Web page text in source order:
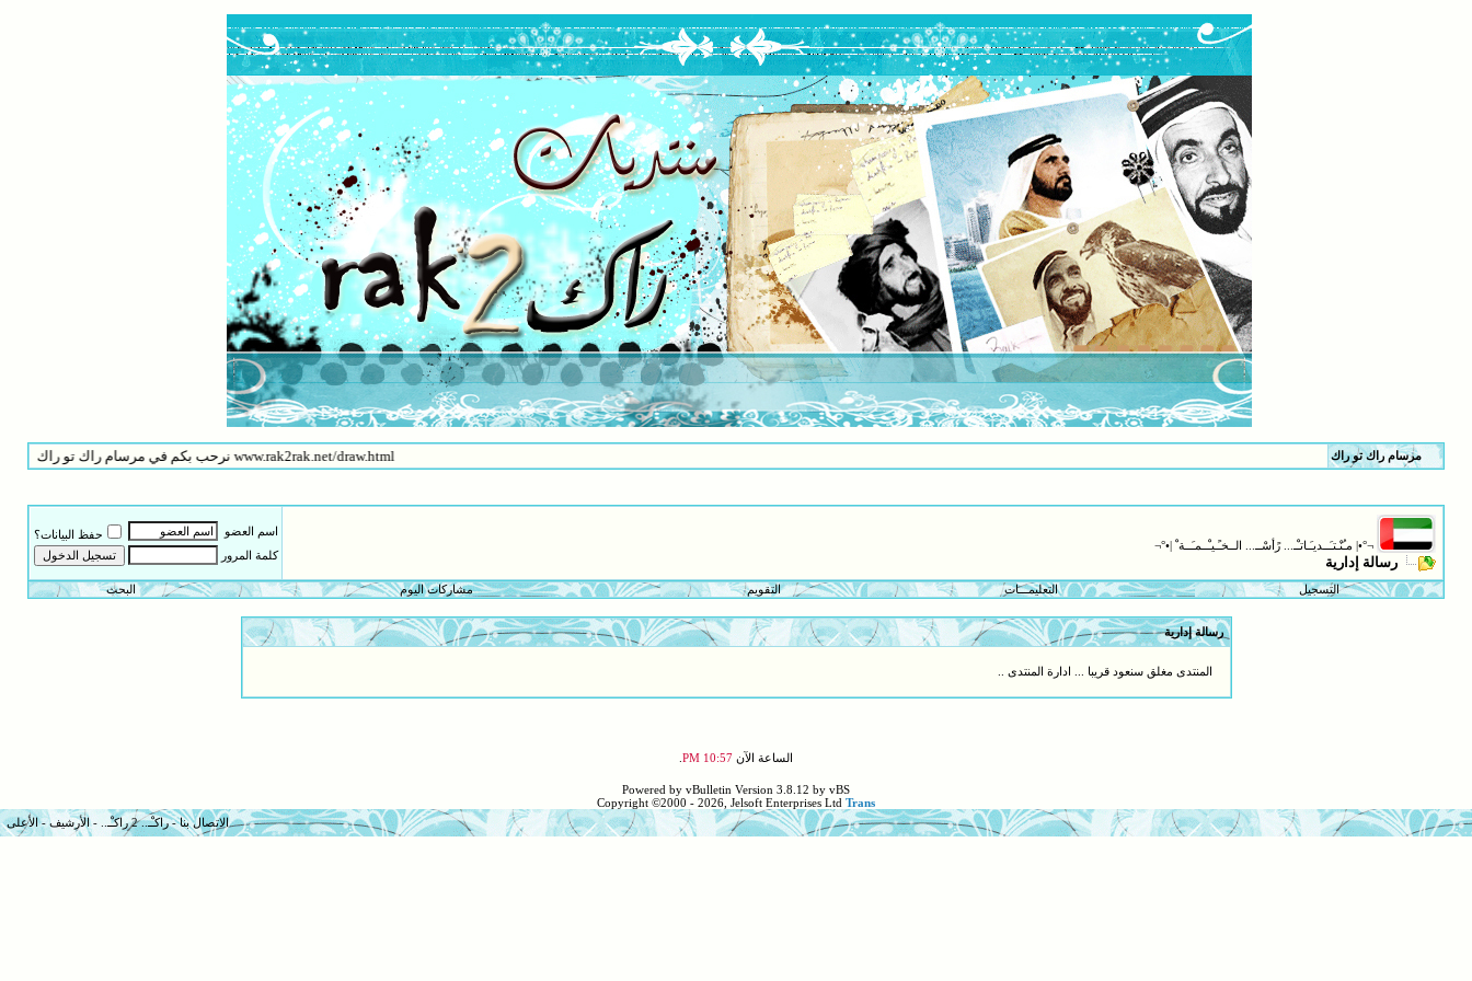
نرحب بكم في مرسام راك تو راك على هذى الرابط www.rak2rak.net/draw.html مرسام راك تو راك
¬°•| مـُنْـتـَــديـَـاتـْـ... رًأسْــ... الــخـًـيـْــمـَــة ْ |•°¬
رسالة إدارية
اسم العضو
حفظ البيانات؟
كلمة المرور
التسجيل التعليمـــات التقويم مشاركات اليوم البحث
رسالة إدارية
المنتدى مغلق سنعود قريبا ... ادارة المنتدى ..
الساعة الآن 10:57 PM
Powered by vBulletin Version 3.8.12 by vBS
Copyright ©2000 - 2026, Jelsoft Enterprises Ltd Trans
الاتصال بنا-راكـْـ.. 2 راكـْـ.. -الأرشيف-الأعلى